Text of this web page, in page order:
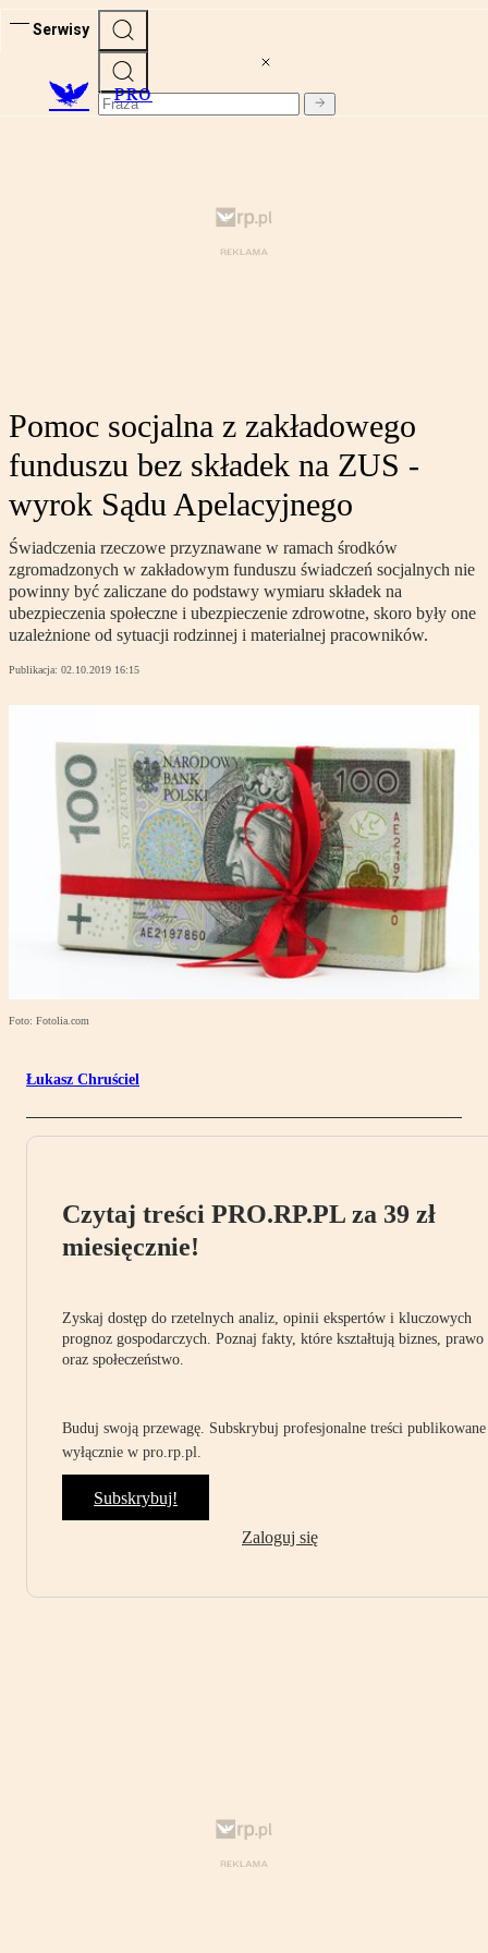
Serwisy
PRO
Pomoc socjalna z zakładowego
funduszu bez składek na ZUS -
wyrok Sądu Apelacyjnego
Świadczenia rzeczowe przyznawane w ramach środków
zgromadzonych w zakładowym funduszu świadczeń socjalnych nie
powinny być zaliczane do podstawy wymiaru składek na
ubezpieczenia społeczne i ubezpieczenie zdrowotne, skoro były one
uzależnione od sytuacji rodzinnej i materialnej pracowników.
Publikacja: 02.10.2019 16:15
Foto: Fotolia.com
Łukasz Chruściel
Czytaj treści PRO.RP.PL za 39 zł
miesięcznie!
Zyskaj dostęp do rzetelnych analiz, opinii ekspertów i kluczowych
prognoz gospodarczych. Poznaj fakty, które kształtują biznes, prawo
oraz społeczeństwo.
Buduj swoją przewagę. Subskrybuj profesjonalne treści publikowane
wyłącznie w pro.rp.pl.
Subskrybuj!
Zaloguj się